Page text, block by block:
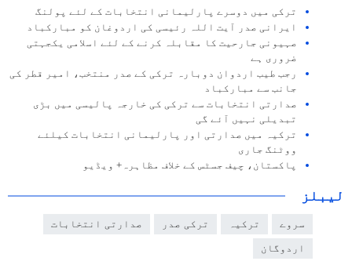
ترکی میں دوسرے پارلیمانی انتخابات کے لئے پولنگ
ایرانی صدر آیت اللہ رئیسی کی اردوغان کو مبارکباد
صہیونی جارحیت کا مقابلہ کرنے کے لئے اسلامی یکجہتی
ضروری ہے
رجب طیب اردوان دوبارہ ترکی کے صدر منتخب، امیر قطر کی
جانب سے مبارکباد
صدارتی انتخابات سے ترکی کی خارجہ پالیسی میں بڑی
تبدیلی نہیں آئے گی
ترکیہ میں صدارتی اور پارلیمانی انتخابات کیلئے
ووٹنگ جاری
پاکستان، چیف جسٹس کے خلاف مظاہرہ+ ویڈیو
لیبلز
سروے ترکیہ ترکی صدر صدارتی انتخابات
اردوگان